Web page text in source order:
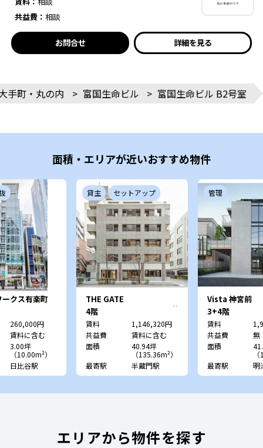
共益費： 相談
お問合せ 詳細を見る
手町・丸の内 > 富国生命ビル > 富国生命ビル B2号室
面積・エリアが近いおすすめ物件
ークス有楽町
260,000円
賃料に含む
3.00坪
（10.00m²）
日比谷駅
貸主 セットアップ
THE GATE
HANZOMON （旧：半蔵
門MKビル）
4階
賃料
1,146,320円
共益費
賃料に含む
面積
40.94坪
（135.36m²）
最寄駅
半蔵門駅
管理
Vista 神宮前
3+4階
賃料
共益費
無
面積
最寄駅
明
エリアから物件を探す